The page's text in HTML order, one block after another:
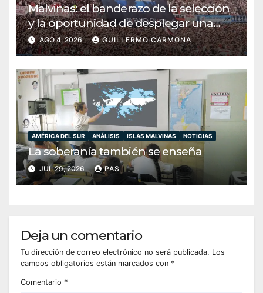
Malvinas: el banderazo de la selección
y la oportunidad de desplegar una
diplomacia soberana
AGO 4, 2026 GUILLERMO CARMONA
AMÉRICA DEL SUR ANÁLISIS ISLAS MALVINAS NOTICIAS
La soberanía también se enseña
JUL 29, 2026 PAS
Deja un comentario
Tu dirección de correo electrónico no será publicada. Los
campos obligatorios están marcados con *
Comentario *